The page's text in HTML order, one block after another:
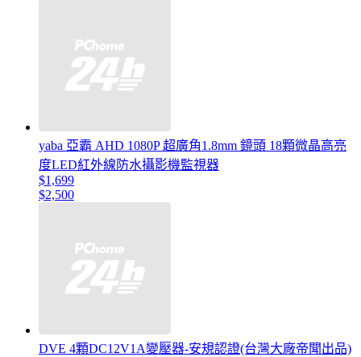
yaba 亞霸 AHD 1080P 超廣角1.8mm 鏡頭 18顆微晶高亮
度LED紅外線防水攝影機監視器
$1,699
$2,500
DVE 4顆DC12V1A變壓器-安規認證(台灣大廠帝聞出品)